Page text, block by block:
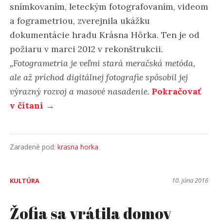
snímkovaním, leteckým fotografovaním, videom
a fogrametriou, zverejnila ukážku
dokumentácie hradu Krásna Hôrka. Ten je od
požiaru v marci 2012 v rekonštrukcii.
„Fotogrametria je veľmi stará meračská metóda,
ale až príchod digitálnej fotografie spôsobil jej
výrazný rozvoj a masové nasadenie. Pokračovať
v čítaní →
Zaradené pod: krasna horka
KULTÚRA 10. júna 2016
Žofia sa vrátila domov